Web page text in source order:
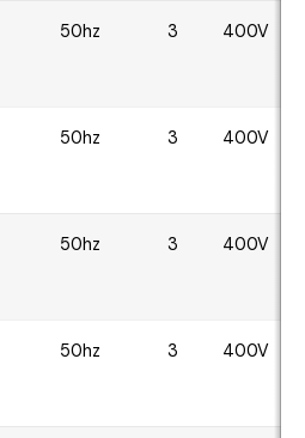
50hz 3 400V
50hz 3 400V
50hz 3 400V
50hz 3 400V